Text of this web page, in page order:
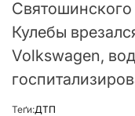
Кулебы
Volkswagen,
Теґи:ДТП